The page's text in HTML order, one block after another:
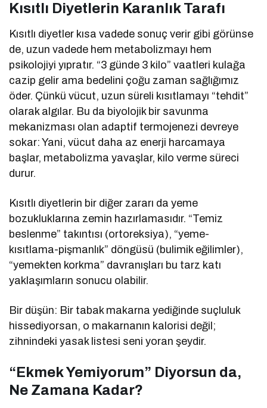
Kısıtlı Diyetlerin Karanlık Tarafı
Kısıtlı diyetler kısa vadede sonuç verir gibi görünse
de, uzun vadede hem metabolizmayı hem
psikolojiyi yıpratır. “3 günde 3 kilo” vaatleri kulağa
cazip gelir ama bedelini çoğu zaman sağlığımız
öder. Çünkü vücut, uzun süreli kısıtlamayı “tehdit”
olarak algılar. Bu da biyolojik bir savunma
mekanizması olan adaptif termojenezi devreye
sokar: Yani, vücut daha az enerji harcamaya
başlar, metabolizma yavaşlar, kilo verme süreci
durur.
Kısıtlı diyetlerin bir diğer zararı da yeme
bozukluklarına zemin hazırlamasıdır. “Temiz
beslenme” takıntısı (ortoreksiya), “yeme-
kısıtlama-pişmanlık” döngüsü (bulimik eğilimler),
“yemekten korkma” davranışları bu tarz katı
yaklaşımların sonucu olabilir.
Bir düşün: Bir tabak makarna yediğinde suçluluk
hissediyorsan, o makarnanın kalorisi değil;
zihnindeki yasak listesi seni yoran şeydir.
“Ekmek Yemiyorum” Diyorsun da,
Ne Zamana Kadar?